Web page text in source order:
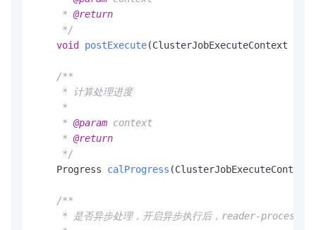
     *
@return
     */
void
postExecute(ClusterJobExecuteContext
/**
     * 计算处理进度
     *
     *
@param context
     *
@return
     */
    Progress
calProgress
/**
* 是否异步处理，开启异步执行后，reader-process-